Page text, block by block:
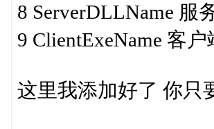
8 ServerDLLName 服
9 ClientExeName 客
这里我添加好了 你只